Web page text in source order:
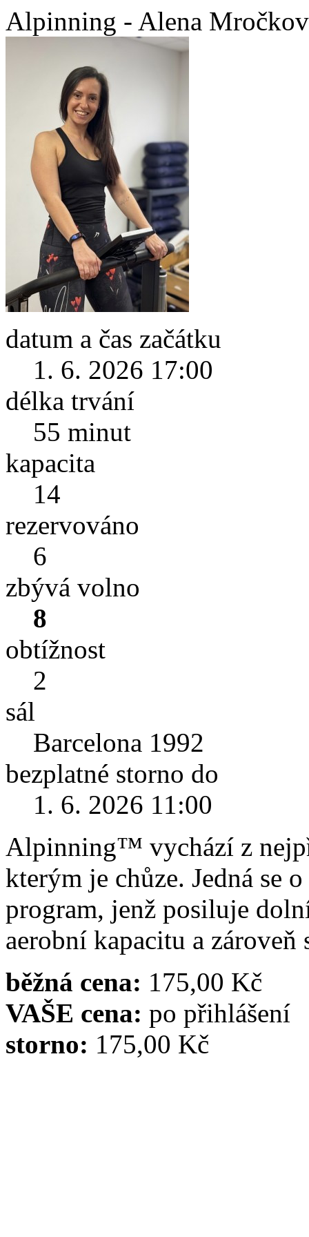
Alpinning - Alena
datum a čas začátku
1. 6. 2026 17:00
délka trvání
55 minut
kapacita
14
rezervováno
6
zbývá volno
8
obtížnost
2
sál
Barcelona 1992
bezplatné storno do
1. 6. 2026 11:00
Alpinning™ vychází z
kterým je chůze. Jedná se
program, jenž posiluje
aerobní kapacitu a
běžná cena: 175,00 Kč
VAŠE cena: po přihlášení
storno: 175,00 Kč